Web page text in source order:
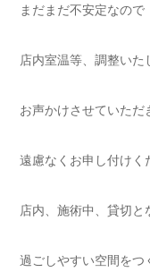
まだまだ不安定なので
店内室温等、調整いた
お声かけさせていただ
遠慮なくお申し付けく
店内、施術中、貸切と
過ごしやすい空間をつ